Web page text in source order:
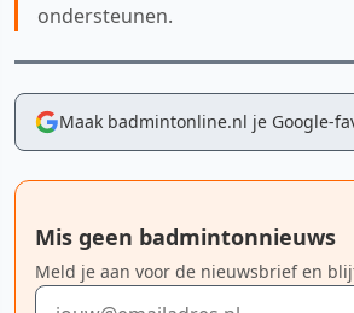
ondersteunen.
Maak badmintonline.nl je Google-
Mis geen badmintonnieuws
Meld je aan voor de nieuwsbrief en
E-mailadres